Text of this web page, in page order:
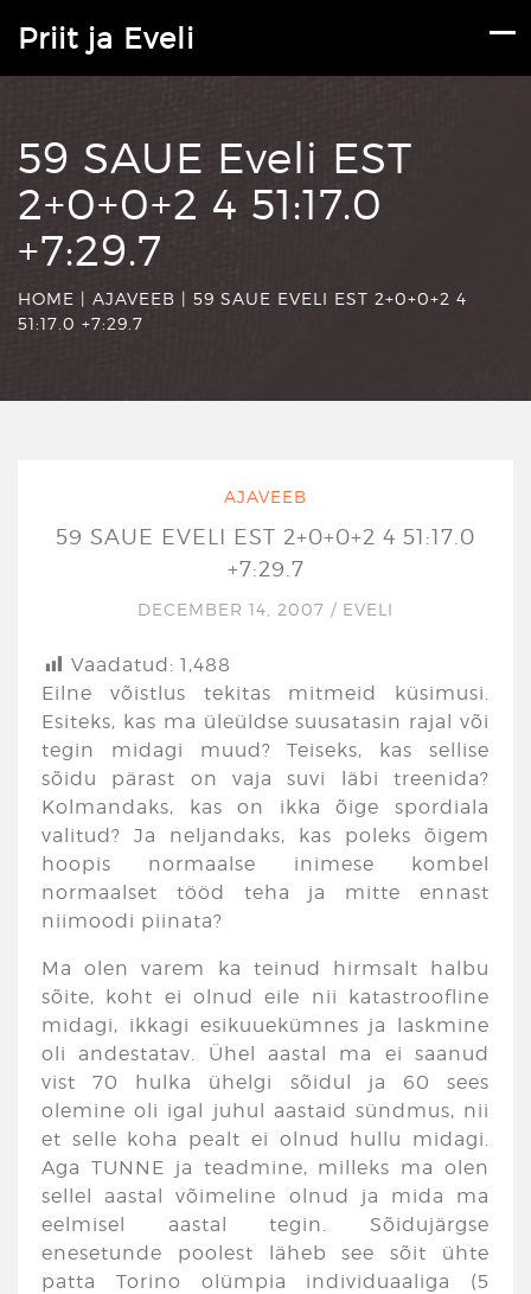
Priit ja Eveli
59 SAUE Eveli EST
2+0+0+2 4 51:17.0
+7:29.7
HOME | AJAVEEB | 59 SAUE EVELI EST 2+0+0+2 4
51:17.0 +7:29.7
AJAVEEB
59 SAUE EVELI EST 2+0+0+2 4 51:17.0
+7:29.7
DECEMBER 14, 2007 / EVELI
Vaadatud: 1,488
Eilne võistlus tekitas mitmeid küsimusi.
Esiteks, kas ma üleüldse suusatasin rajal või
tegin midagi muud? Teiseks, kas sellise
sõidu pärast on vaja suvi läbi treenida?
Kolmandaks, kas on ikka õige spordiala
valitud? Ja neljandaks, kas poleks õigem
hoopis normaalse inimese kombel
normaalset tööd teha ja mitte ennast
niimoodi piinata?
Ma olen varem ka teinud hirmsalt halbu
sõite, koht ei olnud eile nii katastroofline
midagi, ikkagi esikuuekümnes ja laskmine
oli andestatav. Ühel aastal ma ei saanud
vist 70 hulka ühelgi sõidul ja 60 sees
olemine oli igal juhul aastaid sündmus, nii
et selle koha pealt ei olnud hullu midagi.
Aga TUNNE ja teadmine, milleks ma olen
sellel aastal võimeline olnud ja mida ma
eelmisel aastal tegin. Sõidujärgse
enesetunde poolest läheb see sõit ühte
patta Torino olümpia individuaaliga (5